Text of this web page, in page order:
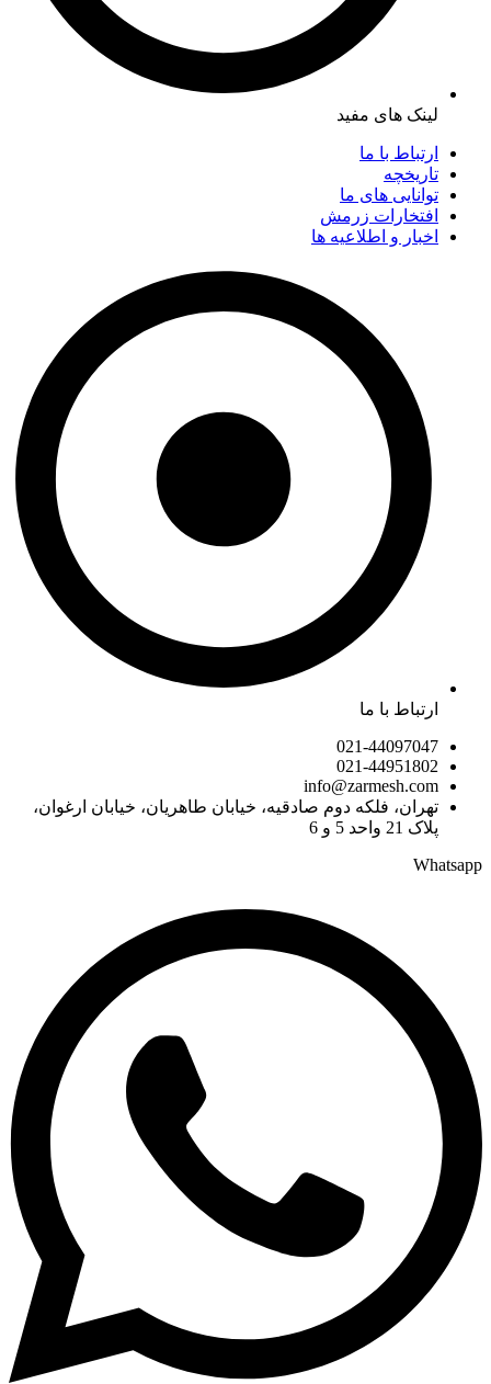
لینک های مفید
ارتباط با ما
تاریخچه
توانایی های ما
افتخارات زرمش
اخبار و اطلاعیه ها
ارتباط با ما
021-44097047
021-44951802
info@zarmesh.com
تهران، فلکه دوم صادقیه، خیابان طاهریان، خیابان ارغوان،
پلاک 21 واحد 5 و 6
Whatsapp